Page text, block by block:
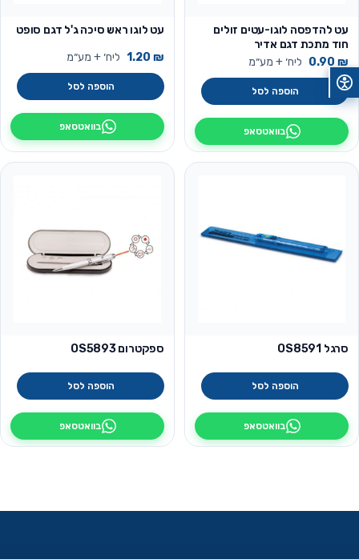
עט להדפסה לוגו-עטים זולים
חוד מתכת דגם אדיר
0.90 ₪ ליח׳ + מע״מ
הוספה לסל
בוואטסאפ
עט לוגו ראש סיכה ג'ל דגם סופט
1.20 ₪ ליח׳ + מע״מ
הוספה לסל
בוואטסאפ
סרגל OS8591
הוספה לסל
בוואטסאפ
ספקטרום OS5893
הוספה לסל
בוואטסאפ